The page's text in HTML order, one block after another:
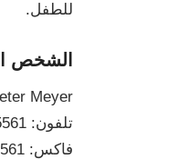
للطفل.
الشخص
Meyer
تلفون: 05561 / 7571-720
فاكس: 05561 / 7571-719